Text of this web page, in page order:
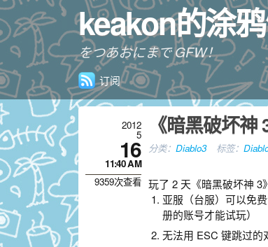
keakon的涂
をつあおにまで GFW！
订阅
《暗黑破坏
2012
5
16
11:40 AM
9359次查看
分类： Diablo3 标签：
玩了 2 天《暗黑破坏神 3
亚服（台服）可以免
册的账号才能试玩）
无法用 ESC 键跳过的